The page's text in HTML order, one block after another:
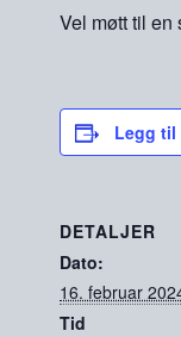
Vel møtt til en
Legg til
DETALJER
Dato:
16. februar
Tid